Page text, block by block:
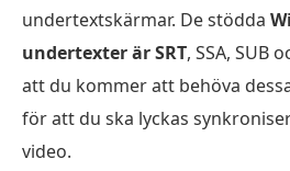
undertextskärmar. De stödda
undertexter är SRT, SSA, SUB
att du kommer att behöva
för att du ska lyckas
video.